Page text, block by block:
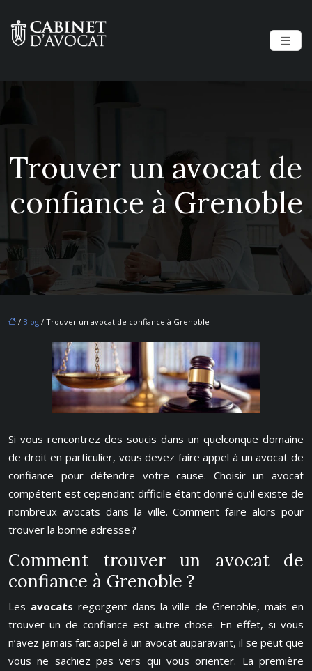
Trouver un avocat de
confiance à Grenoble
/ Blog / Trouver un avocat de confiance à Grenoble
Si vous rencontrez des soucis dans un quelconque domaine
de droit en particulier, vous devez faire appel à un avocat de
confiance pour défendre votre cause. Choisir un avocat
compétent est cependant difficile étant donné qu’il existe de
nombreux avocats dans la ville. Comment faire alors pour
trouver la bonne adresse ?
Comment trouver un avocat de
confiance à Grenoble ?
Les avocats regorgent dans la ville de Grenoble, mais en
trouver un de confiance est autre chose. En effet, si vous
n’avez jamais fait appel à un avocat auparavant, il se peut que
vous ne sachiez pas vers qui vous orienter. La première